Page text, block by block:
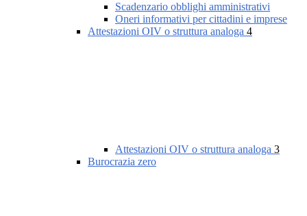
Scadenzario obblighi amministrativi
Oneri informativi per cittadini e imprese
Attestazioni OIV o struttura analoga 4
Attestazioni OIV o struttura analoga 3
Burocrazia zero